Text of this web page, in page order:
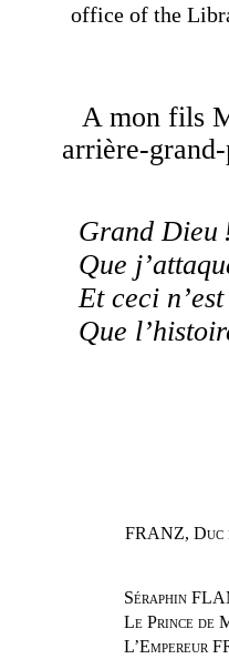
office of the
A mon fils
arrière-
Grand Dieu
Que
Et ceci
Que
FRANZ, Duc
Séraphin
Le Prince de
L’Empereur